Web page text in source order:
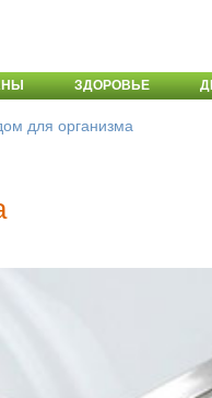
ЗДОРОВЬЕ
для организма